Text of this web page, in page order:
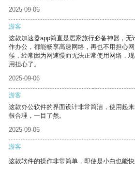
2025-09-06
游客
这款加速器app简直是居家旅行必备神器，
作办公，都能畅享高速网络，再也不用担心
候，经常因为网速慢而无法正常使用网络，
用担心了。
2025-09-06
游客
这款办公软件的界面设计非常简洁，使用起
很合理，一目了然。
2025-09-06
游客
这款软件的操作非常简单，即使是小白也能快